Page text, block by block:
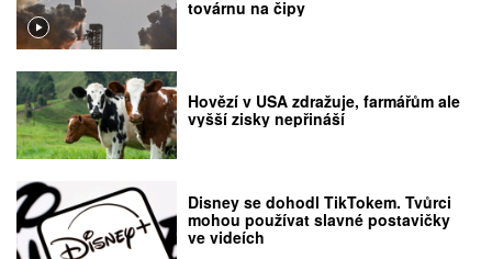
továrnu na čipy
Hovězí v USA zdražuje, farmářům ale
vyšší zisky nepřináší
Disney se dohodl TikTokem. Tvůrci
mohou používat slavné postavičky
ve videích